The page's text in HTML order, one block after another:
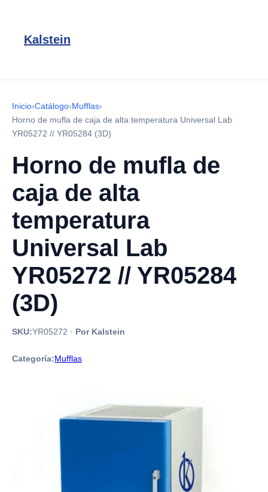
Kalstein
Inicio›Catálogo›Mufflas›
Horno de mufla de caja de alta temperatura Universal Lab
YR05272 // YR05284 (3D)
Horno de mufla de
caja de alta
temperatura
Universal Lab
YR05272 // YR05284
(3D)
SKU:YR05272 · Por Kalstein
Categoría:Mufflas